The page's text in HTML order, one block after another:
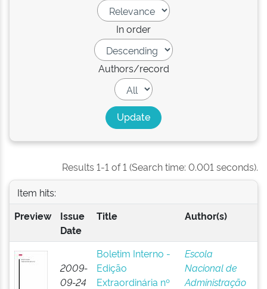
In order
Authors/record
Results 1-1 of 1 (Search time: 0.001 seconds).
Item hits:
Preview
Issue
Date
Title Author(s)
2009-
09-24
Boletim Interno -
Edição
Extraordinária nº
Escola
Nacional de
Administração